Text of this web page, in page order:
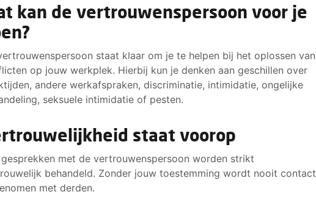
kan de vertrouwenspersoon voor je
staat klaar om je te helpen bij het oplossen van
op jouw werkplek. Hierbij kun je denken aan geschillen over
andere werkafspraken, discriminatie, intimidatie, ongelijke
seksuele intimidatie of pesten.
staat voorop
met de vertrouwenspersoon worden strikt
behandeld. Zonder jouw toestemming wordt nooit contact
met derden.